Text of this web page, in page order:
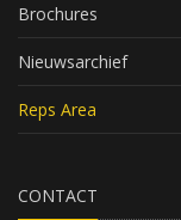
Brochures
Nieuwsarchief
Reps Area
CONTACT